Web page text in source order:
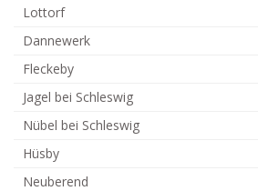
Lottorf
Dannewerk
Fleckeby
Jagel bei Schleswig
Nübel bei Schleswig
Hüsby
Neuberend